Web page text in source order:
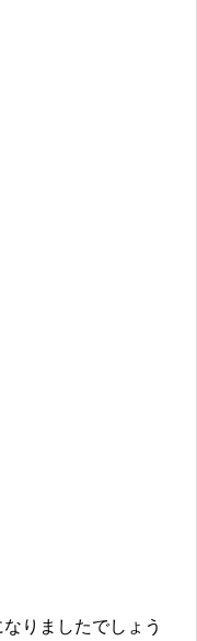
りましたでしょう